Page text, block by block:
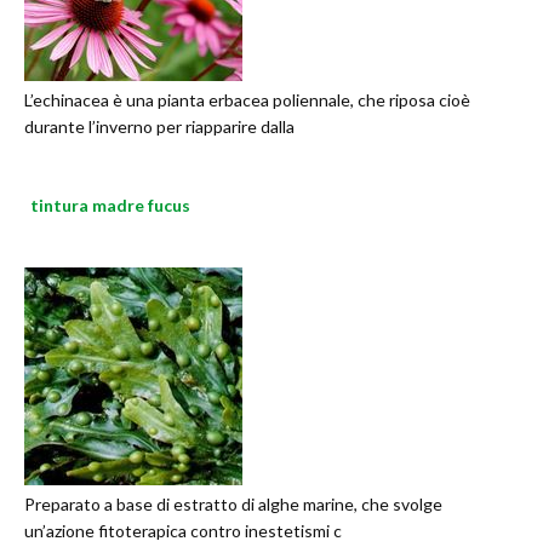
L’echinacea è una pianta erbacea poliennale, che riposa cioè
durante l’inverno per riapparire dalla
tintura madre fucus
Preparato a base di estratto di alghe marine, che svolge
un’azione fitoterapica contro inestetismi c